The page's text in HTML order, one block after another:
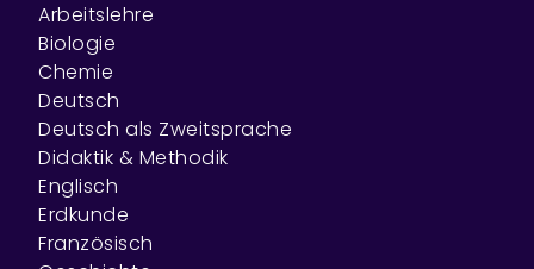
Arbeitslehre
Biologie
Chemie
Deutsch
Deutsch als Zweitsprache
Didaktik & Methodik
Englisch
Erdkunde
Französisch